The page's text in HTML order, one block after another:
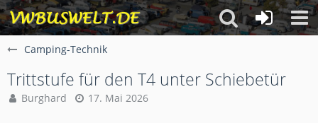
Camping-Technik
Trittstufe für den T4 unter Schiebetür
Burghard 17. Mai 2026